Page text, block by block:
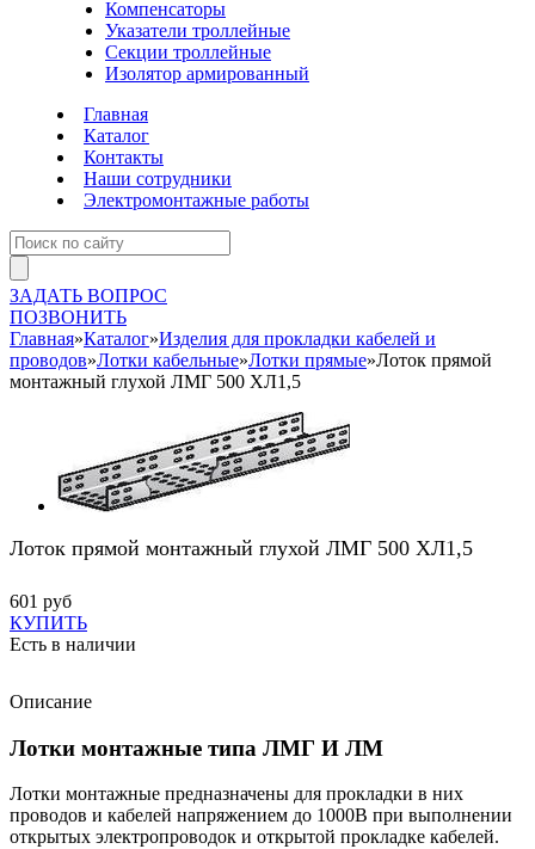
Компенсаторы
Указатели троллейные
Секции троллейные
Изолятор армированный
Главная
Каталог
Контакты
Наши сотрудники
Электромонтажные работы
ЗАДАТЬ ВОПРОС
ПОЗВОНИТЬ
Главная»Каталог»Изделия для прокладки кабелей и
проводов»Лотки кабельные»Лотки прямые»Лоток прямой
монтажный глухой ЛМГ 500 ХЛ1,5
Лоток прямой монтажный глухой ЛМГ 500 ХЛ1,5
601 руб
КУПИТЬ
Есть в наличии
Описание
Лотки монтажные типа ЛМГ И ЛМ
Лотки монтажные предназначены для прокладки в них
проводов и кабелей напряжением до 1000В при выполнении
открытых электропроводок и открытой прокладке кабелей.